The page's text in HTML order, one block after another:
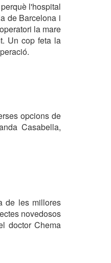
l'hospital
de Barcelona i
la mare
Un cop feta la
opcions de
Casabella,
de les millores
novedosos
doctor Chema